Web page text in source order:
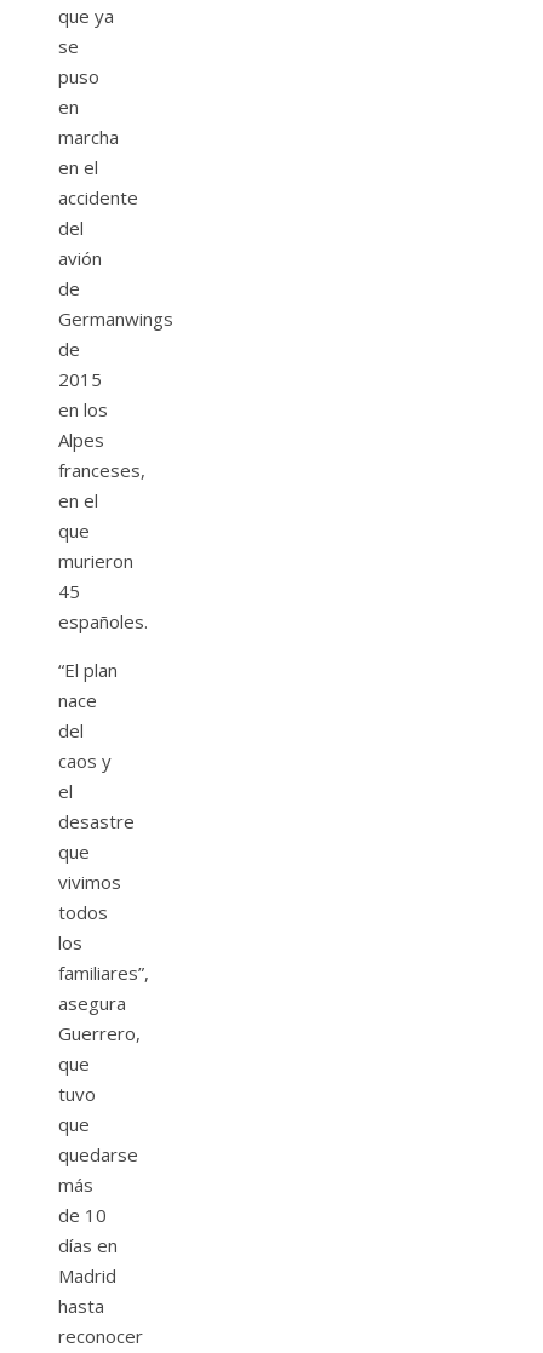
que ya
se
puso
en
marcha
en el
accidente
del
avión
de
Germanwings
de
2015
en los
Alpes
franceses,
en el
que
murieron
45
españoles.
“El plan
nace
del
caos y
el
desastre
que
vivimos
todos
los
familiares”,
asegura
Guerrero,
que
tuvo
que
quedarse
más
de 10
días en
Madrid
hasta
reconocer